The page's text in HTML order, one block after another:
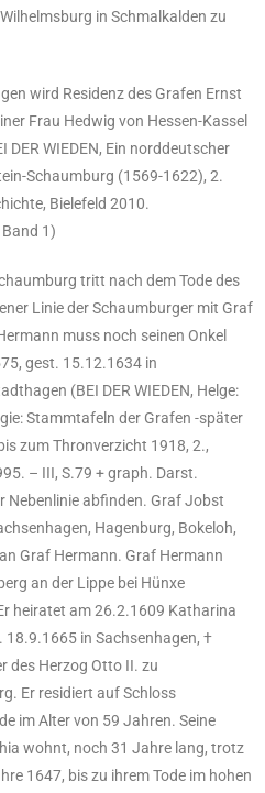
in Schmalkalden zu
wird Residenz des Grafen Ernst
Frau Hedwig von Hessen-Kassel
WIEDEN, Ein norddeutscher
Schaumburg (1569-1622), 2.
Bielefeld 2010.
1)
tritt nach dem Tode des
Linie der Schaumburger mit Graf
muss noch seinen Onkel
gest. 15.12.1634 in
(BEI DER WIEDEN, Helge:
Stammtafeln der Grafen -später
zum Thronverzicht 1918, 2.,
– III, S.79 + graph. Darst.
Nebenlinie abfinden. Graf Jobst
Hagenburg, Bokeloh,
Graf Hermann. Graf Hermann
an der Lippe bei Hünxe
heiratet am 26.2.1609 Katharina
in Sachsenhagen, †
des Herzog Otto II. zu
Er residiert auf Schloss
im Alter von 59 Jahren. Seine
wohnt, noch 31 Jahre lang, trotz
1647, bis zu ihrem Tode im hohen